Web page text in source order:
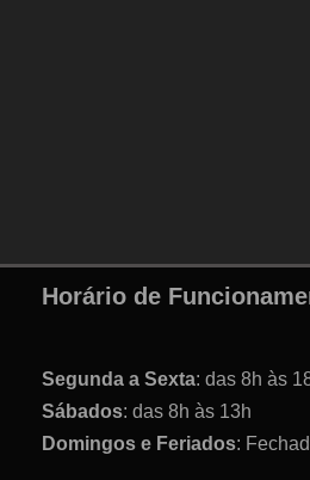
Horário de
Segunda a Sexta: das 8h às
Sábados: das 8h às 13h
Domingos e Feriados: